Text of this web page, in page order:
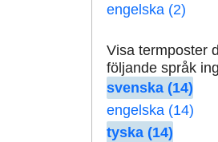
engelska (2)
Visa termposter
följande språk
svenska (14)
engelska (14)
tyska (14)